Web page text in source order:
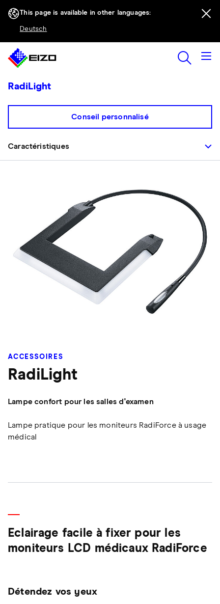
This page is available in other languages:
Deutsch
RadiLight
Caractéristiques
Conseil personnalisé
ACCESSOIRES
RadiLight
Lampe confort pour les salles d'examen
Lampe pratique pour les moniteurs RadiForce à usage
médical
Eclairage facile à fixer pour les
moniteurs LCD médicaux RadiForce
Détendez vos yeux